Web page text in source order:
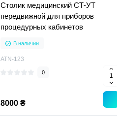
Столик медицинский СТ-УТ
передвижной для приборов
процедурных кабинетов
В наличии
ATN-123
0
8000 ₴